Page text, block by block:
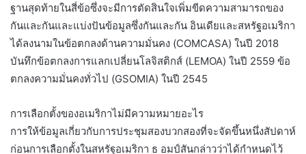
ฐานสุดท้ายในสี่ข้อซึ่งจะมีการตัดสินใจเพิ่มขีดความสามารถของ
กันและกันและแบ่งปันข้อมูลซึ่งกันและกัน อินเดียและสหรัฐอเมริกา
ได้ลงนามในข้อตกลงด้านความมั่นคง (COMCASA) ในปี 2018
บันทึกข้อตกลงการแลกเปลี่ยนโลจิสติกส์ (LEMOA) ในปี 2559 ข้อ
ตกลงความมั่นคงทั่วไป (GSOMIA) ในปี 2545
การเลือกตั้งของอเมริกาไม่มีความหมายอะไร
การให้ข้อมูลเกี่ยวกับการประชุมสองบวกสองที่จะจัดขึ้นหนึ่งสัปดาห์
ก่อนการเลือกตั้งในสหรัฐอเมริกา ธ อมป์สันกล่าวว่าได้กำหนดไว้